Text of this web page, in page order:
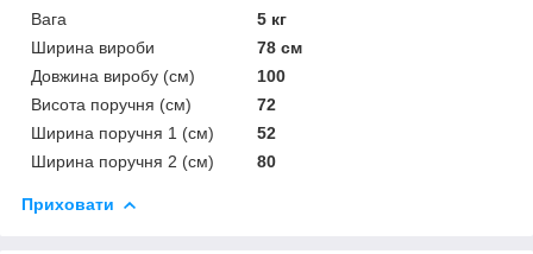
Вага
5 кг
Ширина вироби
78 см
Довжина виробу (см)
100
Висота поручня (см)
72
Ширина поручня 1 (см)
52
Ширина поручня 2 (см)
80
Приховати